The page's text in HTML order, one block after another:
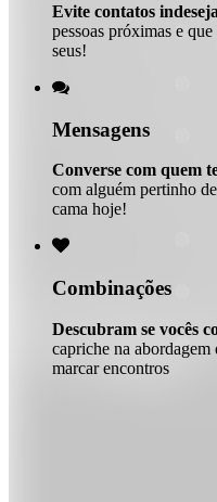
Evite contatos
pessoas próximas e
seus!

Mensagens
Converse com quem
com alguém pertinho
cama hoje!

Combinações
Descubram se vocês
capriche na
marcar encontros